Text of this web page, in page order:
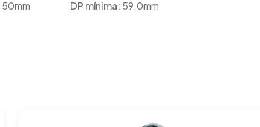
50mm DP mínima: 59.0mm